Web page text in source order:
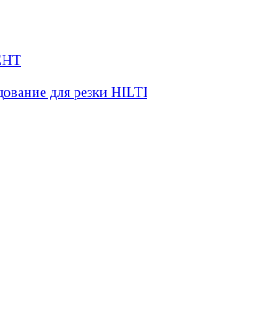
для резки HILTI